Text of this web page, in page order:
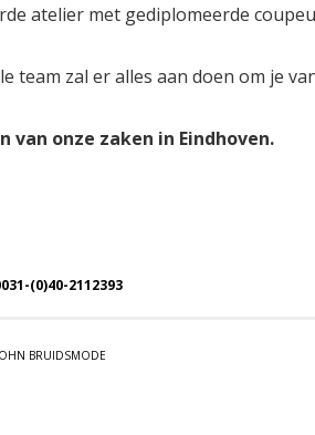
atelier met gediplomeerde
zal er alles aan doen om je
onze zaken in Eindhoven.
(0)40-2112393
BRUIDSMODE